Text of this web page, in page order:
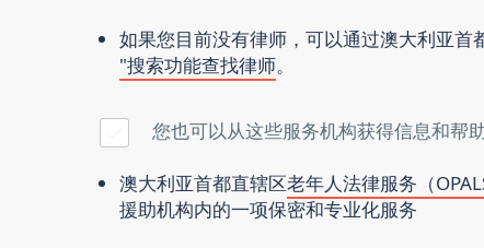
如果您目前没有律师，可以通过澳大利亚首
"搜索功能查找律师。
您也可以从这些服务机构获得信息和帮
澳大利亚首都直辖区老年人法律服务（
援助机构内的一项保密和专业化服务